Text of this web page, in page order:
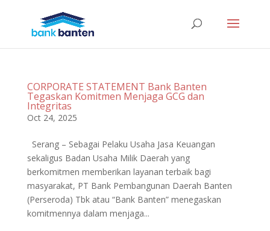
CORPORATE STATEMENT Bank Banten
Tegaskan Komitmen Menjaga GCG dan
Integritas
Oct 24, 2025
Serang – Sebagai Pelaku Usaha Jasa Keuangan
sekaligus Badan Usaha Milik Daerah yang
berkomitmen memberikan layanan terbaik bagi
masyarakat, PT Bank Pembangunan Daerah Banten
(Perseroda) Tbk atau “Bank Banten” menegaskan
komitmennya dalam menjaga...